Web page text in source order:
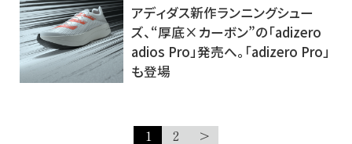
アディダス新作ランニングシュー
ズ、“厚底×カーボン”の「adizero
adios Pro」発売へ。「adizero Pro」
も登場
1 2 >